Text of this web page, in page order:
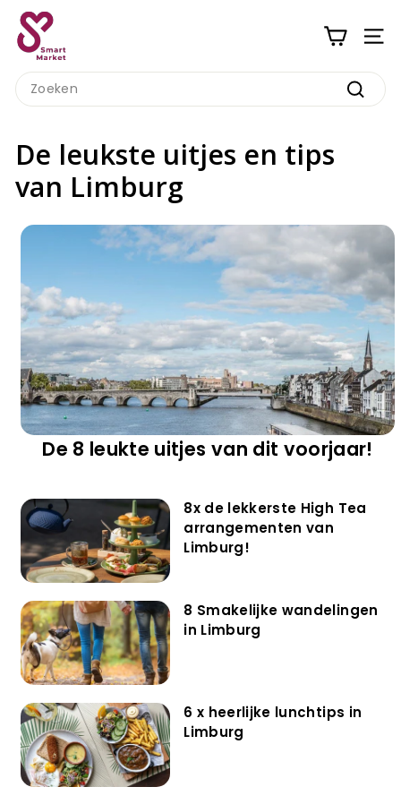
naar
inhoud
S
m
a
r
M
a
r
k
e
Search
De leukste uitjes en tips
van Limburg
De 8 leukte uitjes van dit voorjaar!
8x de lekkerste High Tea
arrangementen van
Limburg!
8 Smakelijke wandelingen
in Limburg
6 x heerlijke lunchtips in
Limburg